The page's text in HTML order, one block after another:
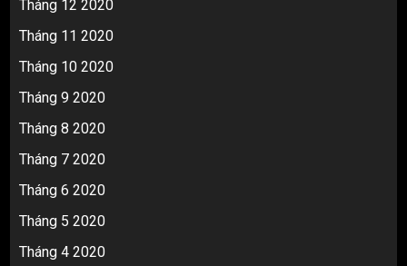
Tháng 12 2020
Tháng 11 2020
Tháng 10 2020
Tháng 9 2020
Tháng 8 2020
Tháng 7 2020
Tháng 6 2020
Tháng 5 2020
Tháng 4 2020